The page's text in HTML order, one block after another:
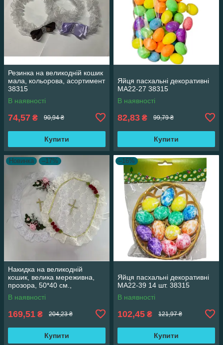
Резинка на великодній кошик
мала, кольорова, асортимент
38315
В наявності
74,57 ₴ 90,94 ₴
Купити
Яйця пасхальні декоративні
MA22-27 38315
В наявності
82,83 ₴ 99,79 ₴
Купити
Новинка –17%
Накидка на великодній
кошик, велика мереживна,
прозора, 50*40 см.,
асортимент
В наявності
169,51 ₴ 204,23 ₴
Купити
–16%
Яйця пасхальні декоративні
MA22-39 14 шт. 38315
В наявності
102,45 ₴ 121,97 ₴
Купити